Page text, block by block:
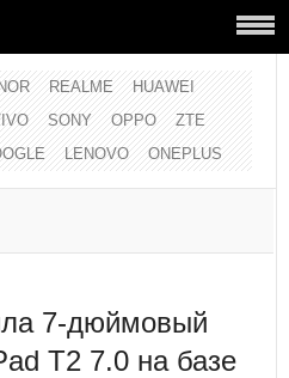
REALME
HUAWEI
SONY OPPO
ZTE
LENOVO ONEPLUS
7-дюймовый
T2 7.0 на базе